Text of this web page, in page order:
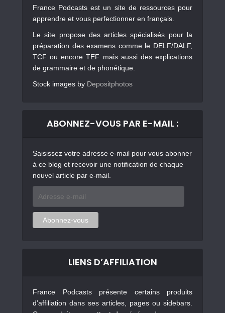
France Podcasts est un site de ressources pour
apprendre et vous perfectionner en français.
Le site propose des articles spécialisés pour la
préparation des examens comme le DELF/DALF,
TCF ou encore TEF mais aussi des explications
de grammaire et de phonétique.
Stock images by Depositphotos
ABONNEZ-VOUS PAR E-MAIL :
Saisissez votre adresse e-mail pour vous abonner
à ce blog et recevoir une notification de chaque
nouvel article par e-mail.
mail
Abonnez-vous
LIENS D’AFFILIATION
France Podcasts présente certains produits
d’affiliation dans ses articles, pages ou sidebars.